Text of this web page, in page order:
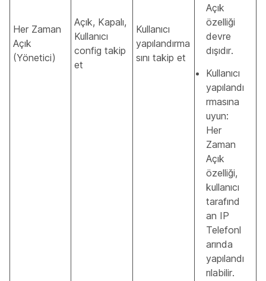
Her Zaman
Açık
(Yönetici)
Açık, Kapalı,
Kullanıcı
config takip
et
Kullanıcı
yapılandırma
sını takip et
Açık
özelliği
devre
dışıdır.
Kullanıcı
yapılandı
rmasına
uyun:
Her
Zaman
Açık
özelliği,
kullanıcı
tarafınd
an IP
Telefonl
arında
yapılandı
rılabilir.